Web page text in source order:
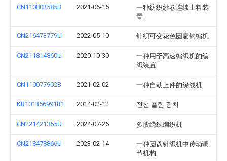
CN110803585B 2021-06-15
一种纺织纱卷连续上料装
置
CN216473779U 2022-05-10 针织可变花色圆扁钩编机
CN211814860U 2020-10-30
一种用于高速编织机的编
织装置
CN110077902B 2021-02-02 一种自动上件的绕线机
KR101356991B1 2014-02-12 전선 풀림 장치
CN221421355U 2024-07-26 多股绕线编织机
CN218478866U 2023-02-14
一种圆盘针织机中传动调
节机构